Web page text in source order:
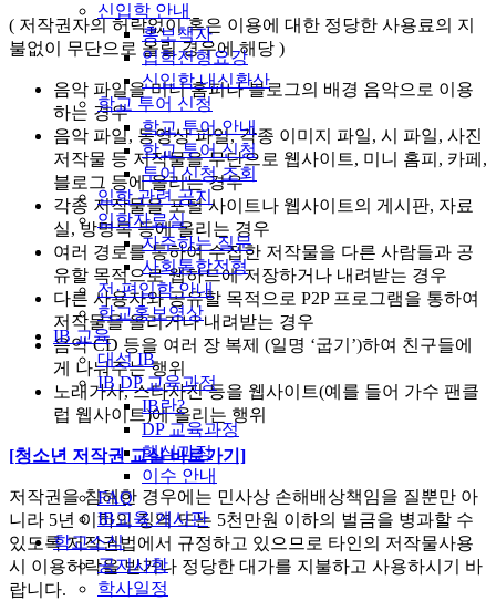
신입학 안내
홍보책자
입학전형요강
신입학 내신환산
학교 투어 신청
학교 투어 안내
학교 투어 신청
투어 신청 조회
입학 관련 공지
입학자료실
자주하는 질문
사회통합전형
전·편입학 안내
학교홍보영상
IB 교육
대성 IB
IB DP 교육과정
IB란?
DP 교육과정
핵심과정
이수 안내
FAQ
IB교육 게시판
학교소식
공지사항
학사일정
( 저작권자의 허락없이 혹은 이용에 대한 정당한 사용료의 지
불없이 무단으로 올릴 경우에 해당 )
음악 파일을 미니 홈피나 블로그의 배경 음악으로 이용
하는 경우
음악 파일, 동영상 파일, 각종 이미지 파일, 시 파일, 사진
저작물 등 저작물을 무단으로 웹사이트, 미니 홈피, 카페,
블로그 등에 올리는 경우
각종 저작물을 포털 사이트나 웹사이트의 게시판, 자료
실, 방명록 등에 올리는 경우
여러 경로를 통하여 수집한 저작물을 다른 사람들과 공
유할 목적으로 웹하드에 저장하거나 내려받는 경우
다른 사용자와 공유할 목적으로 P2P 프로그램을 통하여
저작물을 올리거나 내려받는 경우
음악 CD 등을 여러 장 복제 (일명 ‘굽기’)하여 친구들에
게 나눠주는 행위
노래가사, 스타사진 등을 웹사이트(예를 들어 가수 팬클
럽 웹사이트)에 올리는 행위
[청소년 저작권 교실 바로가기]
저작권을 침해한 경우에는 민사상 손해배상책임을 질뿐만 아
니라 5년 이하의 징역 또는 5천만원 이하의 벌금을 병과할 수
있도록 저작권법에서 규정하고 있으므로 타인의 저작물사용
시 이용허락을 받거나 정당한 대가를 지불하고 사용하시기 바
랍니다.